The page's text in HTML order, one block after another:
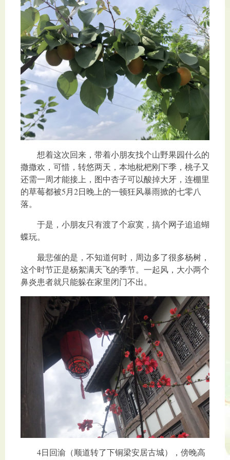
想着这次回来，带着小朋友找个山野果园什么的
撒撒欢，可惜，转悠两天，本地枇杷刚下季，桃子又
还需一周才能接上，图中杏子可以酸掉大牙，连棚里
的草莓都被5月2日晚上的一顿狂风暴雨掀的七零八
落。
于是，小朋友只有渡了个寂寞，搞个网子追追蝴
蝶玩。
最悲催的是，不知道何时，周边多了很多杨树，
这个时节正是杨絮满天飞的季节。一起风，大小两个
鼻炎患者就只能躲在家里闭门不出。
4日回渝（顺道转了下铜梁安居古城），傍晚高